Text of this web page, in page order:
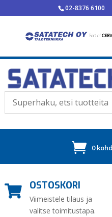
02-8376 6100
0
 OSTOSKORI
Viimeistele tilaus ja
valitse toimitustapa.